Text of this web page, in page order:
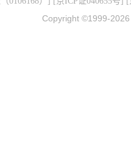
Copyright ©1999-